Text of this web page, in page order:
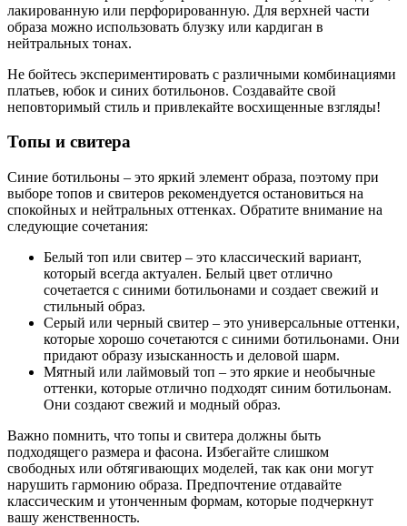
лакированную или перфорированную. Для верхней части
образа можно использовать блузку или кардиган в
нейтральных тонах.
Не бойтесь экспериментировать с различными комбинациями
платьев, юбок и синих ботильонов. Создавайте свой
неповторимый стиль и привлекайте восхищенные взгляды!
Топы и свитера
Синие ботильоны – это яркий элемент образа, поэтому при
выборе топов и свитеров рекомендуется остановиться на
спокойных и нейтральных оттенках. Обратите внимание на
следующие сочетания:
Белый топ или свитер – это классический вариант,
который всегда актуален. Белый цвет отлично
сочетается с синими ботильонами и создает свежий и
стильный образ.
Серый или черный свитер – это универсальные оттенки,
которые хорошо сочетаются с синими ботильонами. Они
придают образу изысканность и деловой шарм.
Мятный или лаймовый топ – это яркие и необычные
оттенки, которые отлично подходят синим ботильонам.
Они создают свежий и модный образ.
Важно помнить, что топы и свитера должны быть
подходящего размера и фасона. Избегайте слишком
свободных или обтягивающих моделей, так как они могут
нарушить гармонию образа. Предпочтение отдавайте
классическим и утонченным формам, которые подчеркнут
вашу женственность.